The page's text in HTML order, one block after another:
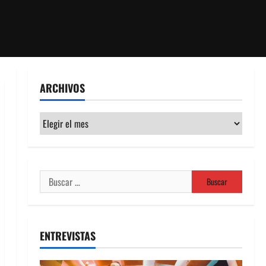
ARCHIVOS
Archivos
Buscar:
ENTREVISTAS